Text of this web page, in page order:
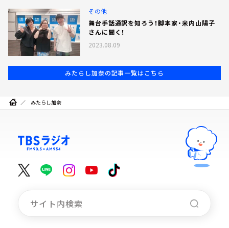
その他
舞台手話通訳を知ろう！脚本家・米内山陽子
さんに聞く！
2023.08.09
みたらし加奈の記事一覧はこちら
みたらし加奈